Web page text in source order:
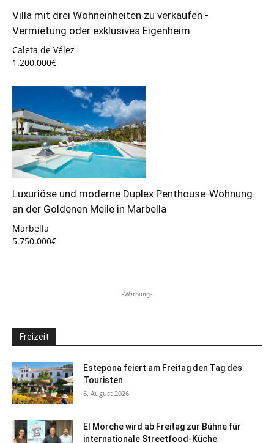
Villa mit drei Wohneinheiten zu verkaufen -
Vermietung oder exklusives Eigenheim
Caleta de Vélez
1.200.000€
Luxuriöse und moderne Duplex Penthouse-Wohnung
an der Goldenen Meile in Marbella
Marbella
5.750.000€
-Werbung-
Freizeit
Estepona feiert am Freitag den Tag des
Touristen
6. August 2026
El Morche wird ab Freitag zur Bühne für
internationale Streetfood-Küche